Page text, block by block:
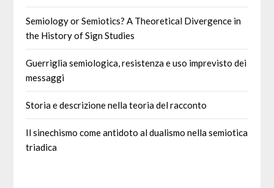
Semiology or Semiotics? A Theoretical Divergence in
the History of Sign Studies
Guerriglia semiologica, resistenza e uso imprevisto dei
messaggi
Storia e descrizione nella teoria del racconto
Il sinechismo come antidoto al dualismo nella semiotica
triadica